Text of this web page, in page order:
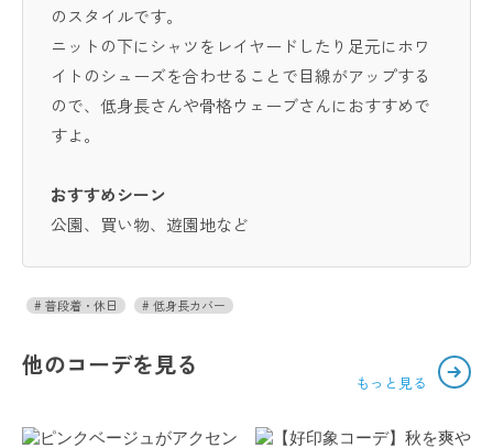
のスタイルです。
ニットの下にシャツをレイヤードしたり足元にホワ
イトのシューズを合わせることで目線がアップする
ので、低身長さんや骨格ウェーブさんにおすすめで
すよ。
おすすめシーン
公園、買い物、遊園地など
普段着・休日 低身長カバー
他のコーデを見る
もっと見る